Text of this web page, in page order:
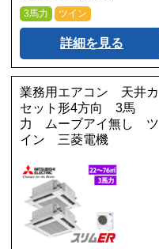
3馬力 ツイン
詳細を見る
業務用エアコン 天井カ
セット形4方向 3馬
力 ムーブアイ無し ツ
イン 三菱電機